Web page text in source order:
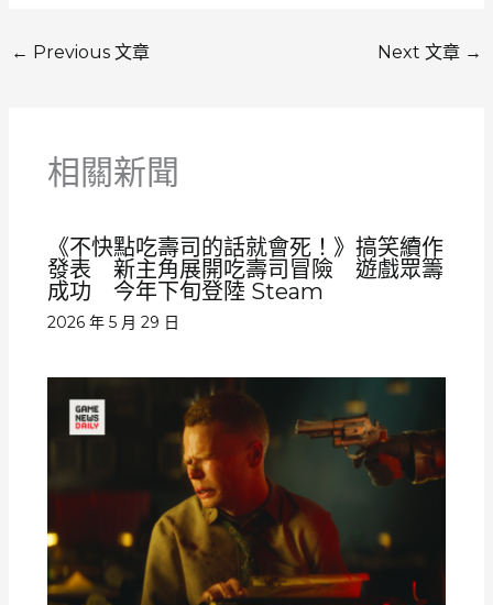
← Previous 文章 Next 文章 →
相關新聞
《不快點吃壽司的話就會死！》搞笑續作
發表 新主角展開吃壽司冒險 遊戲眾籌
成功 今年下旬登陸 Steam
2026 年 5 月 29 日